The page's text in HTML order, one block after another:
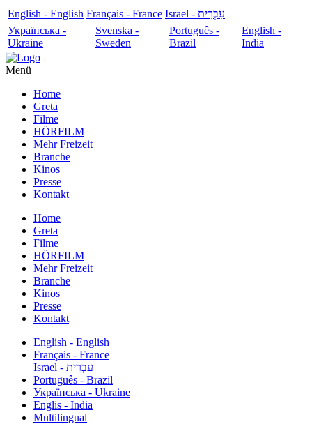
English - English Français - France
עִבְרִית - Israel
Українська -
Ukraine
Svenska -
Sweden
Português -
Brazil
English -
India
Menü
Home
Greta
Filme
HÖRFILM
Mehr Freizeit
Branche
Kinos
Presse
Kontakt
Home
Greta
Filme
HÖRFILM
Mehr Freizeit
Branche
Kinos
Presse
Kontakt
English - English
Français - France
עִבְרִית - Israel
Português - Brazil
Українська - Ukraine
Englis - India
Multilingual